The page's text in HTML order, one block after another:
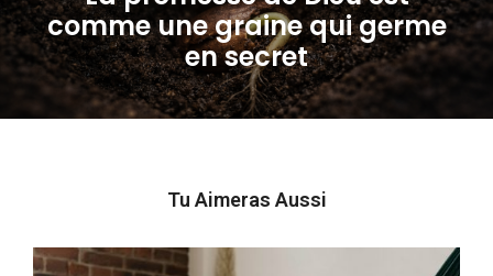
Next
post:
comme une graine qui germe
en secret
Tu Aimeras Aussi